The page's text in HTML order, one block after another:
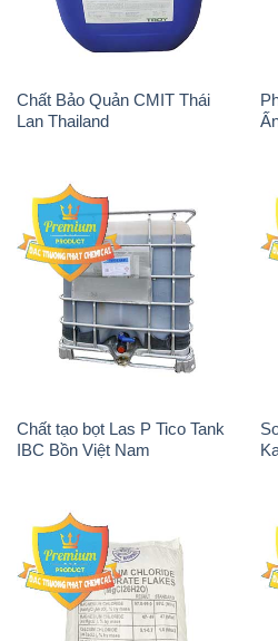
Chất Bảo Quản CMIT Thái
Lan Thailand
Chất tạo bọt Las P Tico Tank
IBC Bồn Việt Nam